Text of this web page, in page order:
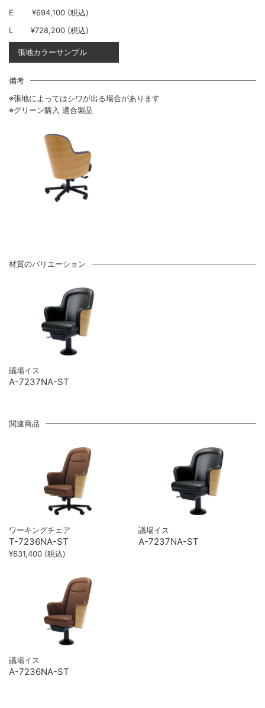
E
¥694,100 (税込)
L
¥728,200 (税込)
張地カラーサンプル
備考
※張地によってはシワが出る場合があります
※グリーン購入 適合製品
材質のバリエーション
議場イス
A-7237NA-ST
関連商品
ワーキングチェア
T-7236NA-ST
¥631,400 (税込)
議場イス
A-7237NA-ST
議場イス
A-7236NA-ST